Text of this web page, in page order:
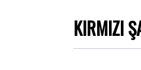
KIRMIZI